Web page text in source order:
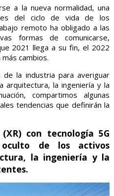
a la nueva normalidad, una
del ciclo de vida de los
remoto ha obligado a las
formas de comunicarse,
2021 llega a su fin, el 2022
cambios.
la industria para averiguar
la ingeniería y la
compartimos algunas
tendencias que definirán la
con tecnología 5G
de los activos
la ingeniería y la